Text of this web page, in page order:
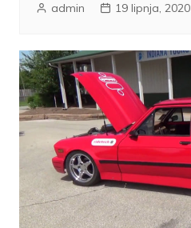
admin 19 lipnja, 2020